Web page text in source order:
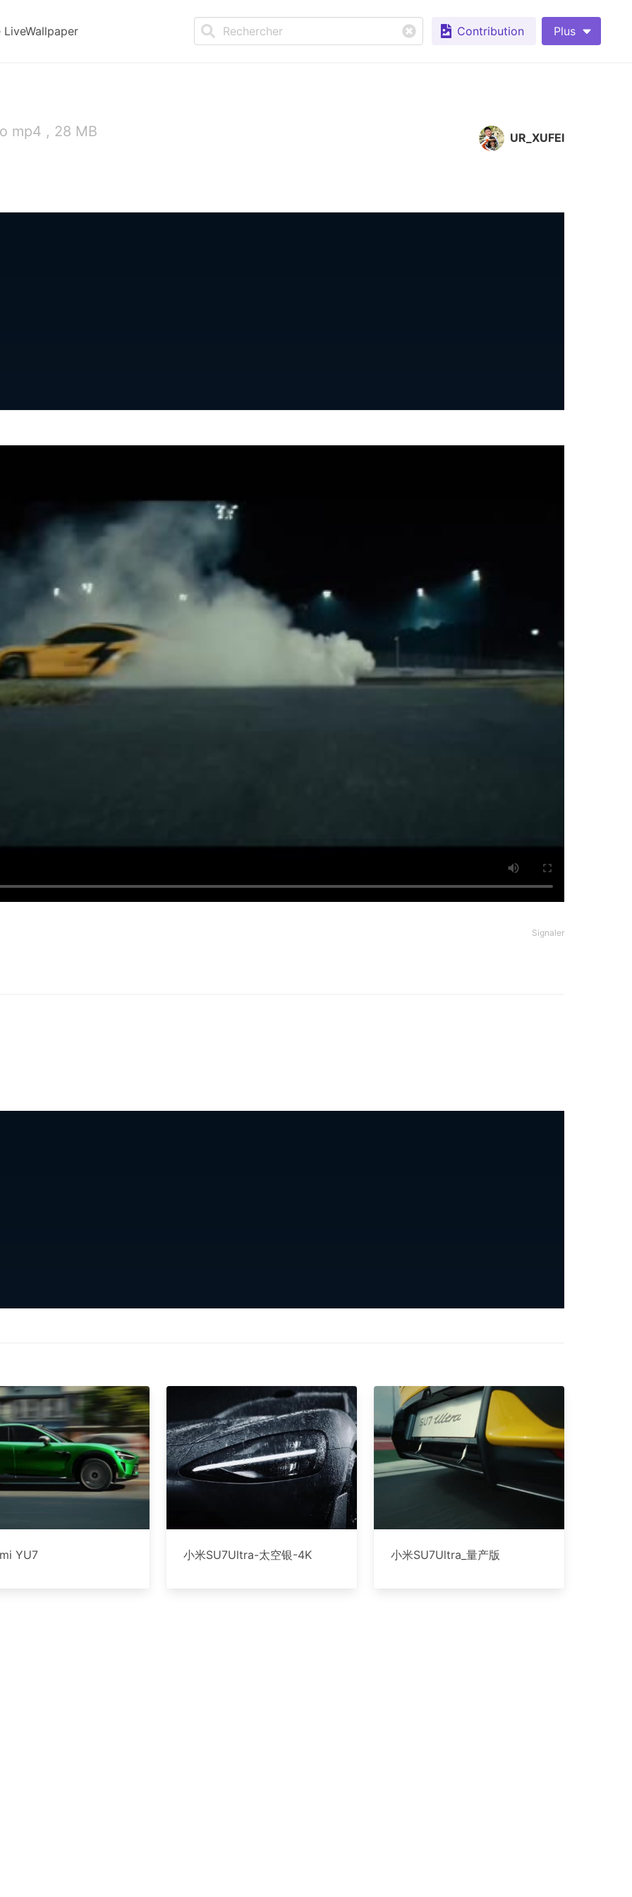
Contribution Plus
mp4 , 28 MB UR_XUFEI
Signaler
YU7 小米SU7Ultra-太空银-4K 小米SU7Ultra_量产版